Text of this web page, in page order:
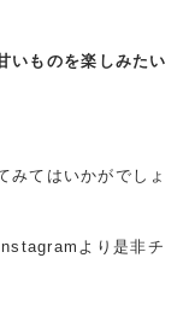
いものを楽しみたい
みてはいかがでしょ
より是非チ